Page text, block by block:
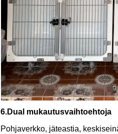
6.Dual mukautusvaihtoehtoja
Pohjaverkko, jäteastia,